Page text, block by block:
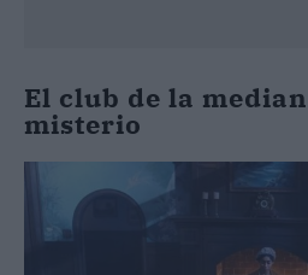
El club de la
misterio